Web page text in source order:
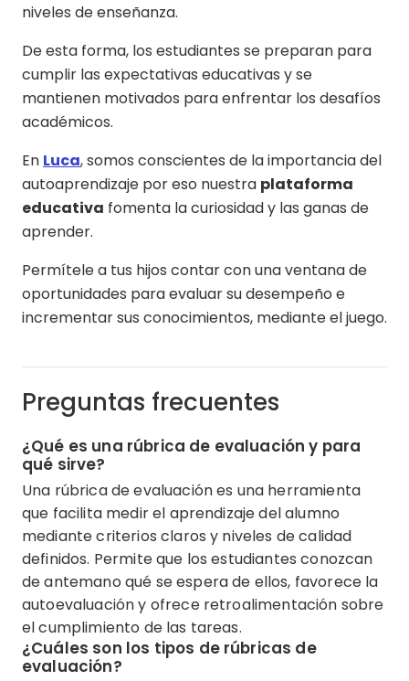
niveles de enseñanza.
De esta forma, los estudiantes se preparan para
cumplir las expectativas educativas y se
mantienen motivados para enfrentar los desafíos
académicos.
En Luca, somos conscientes de la importancia del
autoaprendizaje por eso nuestra plataforma
educativa fomenta la curiosidad y las ganas de
aprender.
Permítele a tus hijos contar con una ventana de
oportunidades para evaluar su desempeño e
incrementar sus conocimientos, mediante el juego.
Preguntas frecuentes
¿Qué es una rúbrica de evaluación y para
qué sirve?
Una rúbrica de evaluación es una herramienta
que facilita medir el aprendizaje del alumno
mediante criterios claros y niveles de calidad
definidos. Permite que los estudiantes conozcan
de antemano qué se espera de ellos, favorece la
autoevaluación y ofrece retroalimentación sobre
el cumplimiento de las tareas.
¿Cuáles son los tipos de rúbricas de
evaluación?